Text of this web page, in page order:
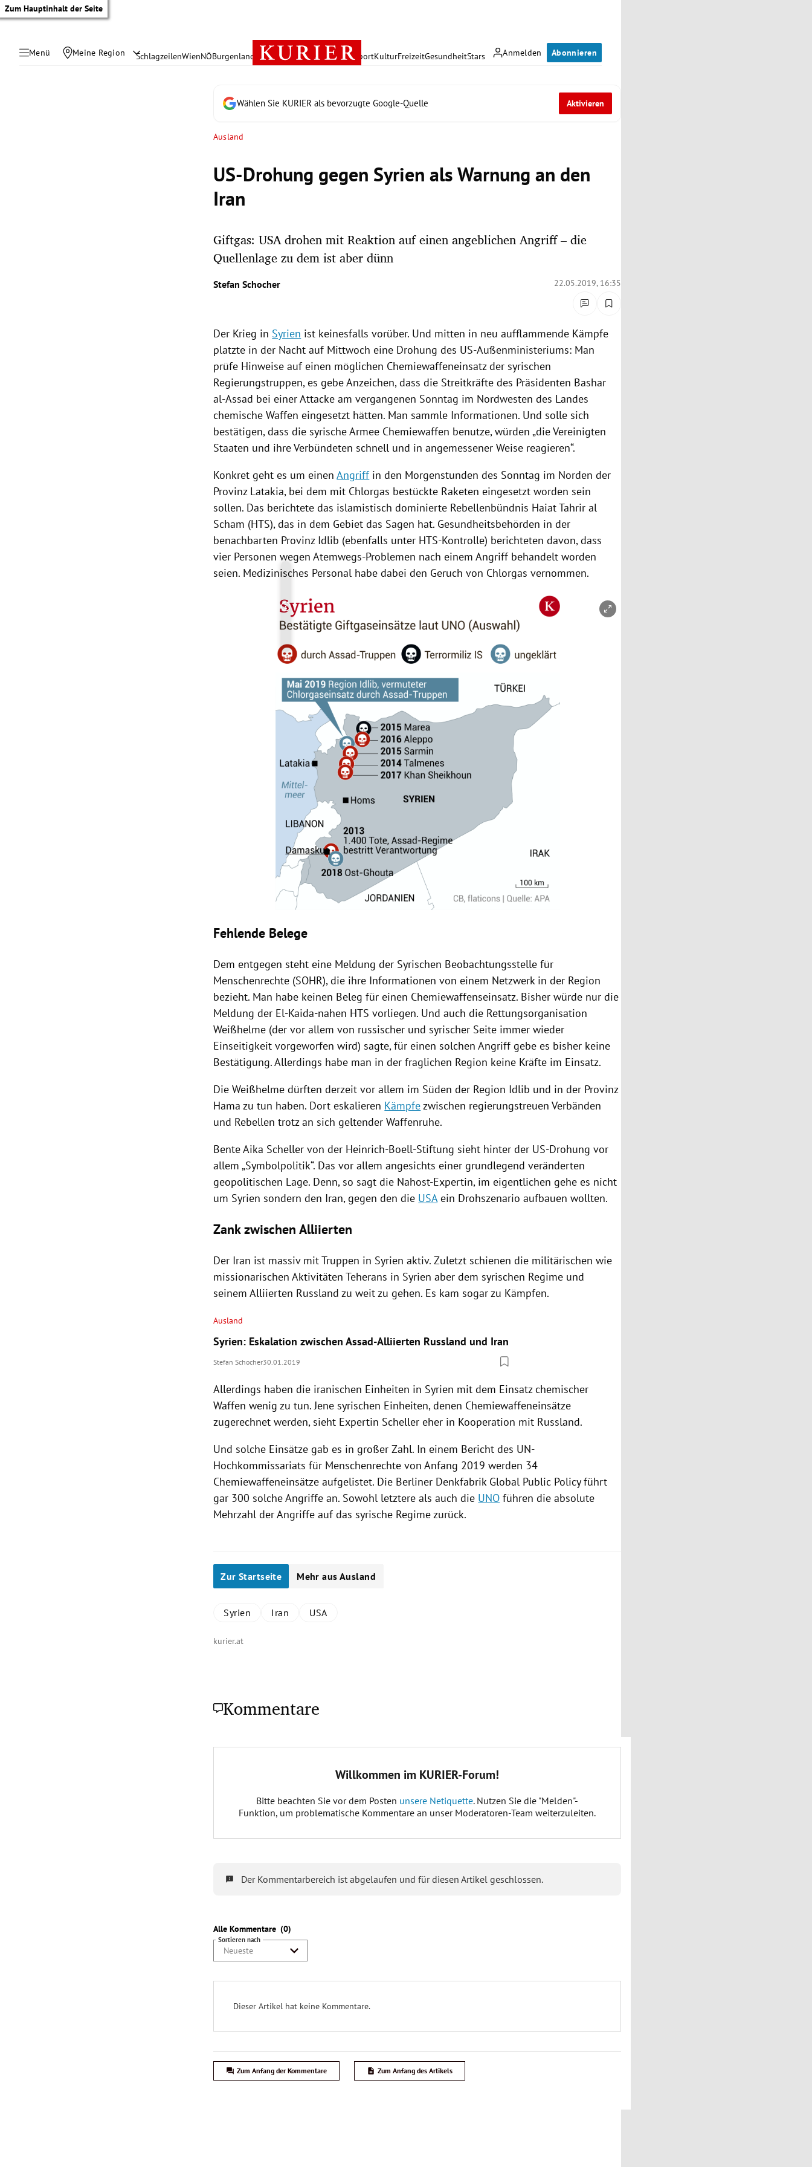
Zum Hauptinhalt der Seite
Menü Meine Region Anmelden Abonnieren
SchlagzeilenWienNÖBurgenland Österreich PolitikWirtschaft SportKulturFreizeitGesundheitStars
Wählen Sie KURIER als bevorzugte Google-Quelle Aktivieren
Ausland
US-Drohung gegen Syrien als Warnung an den
Iran
Giftgas: USA drohen mit Reaktion auf einen angeblichen Angriff – die
Quellenlage zu dem ist aber dünn
Stefan Schocher 22.05.2019, 16:35
Der Krieg in Syrien ist keinesfalls vorüber. Und mitten in neu aufflammende Kämpfe
platzte in der Nacht auf Mittwoch eine Drohung des US-Außenministeriums: Man
prüfe Hinweise auf einen möglichen Chemiewaffeneinsatzder syrischen
Regierungstruppen, es gebe Anzeichen, dass die Streitkräfte des Präsidenten Bashar
al-Assad bei einer Attacke am vergangenen Sonntag im Nordwesten des Landes
chemische Waffen eingesetzt hätten. Man sammle Informationen. Und solle sich
bestätigen, dass die syrische Armee Chemiewaffen benutze, würden „dieVereinigten
Staaten und ihre Verbündeten schnell und in angemessener Weise reagieren“.
Konkret geht es um einenAngriffin den Morgenstunden des Sonntag im Norden der
Provinz Latakia, bei dem mit Chlorgas bestückte Raketen eingesetzt worden sein
sollen. Das berichtete das islamistisch dominierte Rebellenbündnis Haiat Tahrir al
Scham (HTS), das in dem Gebiet das Sagen hat. Gesundheitsbehörden in der
benachbarten Provinz Idlib (ebenfalls unter HTS-Kontrolle) berichteten davon, dass
vier Personen wegen Atemwegs-Problemen nach einemAngriffbehandelt worden
seien. Medizinisches Personal habe dabei den Geruch von Chlorgas vernommen.
Copyright-Hinweis öffnen/schließen
Fehlende Belege
Dem entgegen steht eine Meldung der Syrischen Beobachtungsstelle für
Menschenrechte (SOHR), die ihre Informationen von einem Netzwerk in der Region
bezieht. Man habe keinen Beleg für einen Chemiewaffenseinsatz. Bisher würde nur die
Meldung der El-Kaida-nahen HTS vorliegen. Und auch die Rettungsorganisation
Weißhelme (der vor allem von russischer und syrischer Seite immer wieder
Einseitigkeit vorgeworfen wird) sagte, für einen solchenAngriffgebe es bisher keine
Bestätigung. Allerdings habe man in der fraglichen Region keine Kräfte im Einsatz.
Die Weißhelme dürften derzeit vor allem im Süden der Region Idlib und in der Provinz
Hama zu tun haben. Dort eskalieren Kämpfezwischen regierungstreuen Verbänden
und Rebellen trotz an sich geltender Waffenruhe.
Bente Aika Scheller von der Heinrich-Boell-Stiftung sieht hinter der US-Drohung vor
allem „Symbolpolitik“. Das vor allem angesichts einer grundlegend veränderten
geopolitischen Lage. Denn, so sagt die Nahost-Expertin, im eigentlichen gehe es nicht
um Syrien sondern den Iran, gegen den die USAein Drohszenario aufbauen wollten.
Zank zwischen Alliierten
Der Iran ist massiv mit Truppen in Syrien aktiv. Zuletzt schienen die militärischen wie
missionarischen AktivitätenTeherans in Syrien aber dem syrischen Regime und
seinem Alliierten Russland zu weit zu gehen. Es kam sogar zu Kämpfen.
Ausland
Syrien: Eskalation zwischen Assad-Alliierten Russland und Iran
Stefan Schocher30.01.2019
Allerdings haben die iranischen Einheiten in Syrien mit dem Einsatz chemischer
Waffen wenig zu tun. Jene syrischen Einheiten, denen Chemiewaffeneinsätze
zugerechnet werden, sieht Expertin Scheller eher in Kooperation mit Russland.
Und solche Einsätze gab es in großer Zahl. In einem Bericht des UN-
Hochkommissariats für Menschenrechte von Anfang 2019 werden 34
Chemiewaffeneinsätze aufgelistet. Die Berliner Denkfabrik Global Public Policy führt
gar 300 solcheAngriffe an. Sowohl letztere als auch die UNO führen die absolute
Mehrzahl derAngriffe auf das syrische Regime zurück.
Zur Startseite Mehr aus Ausland
Syrien Iran USA
kurier.at
Kommentare